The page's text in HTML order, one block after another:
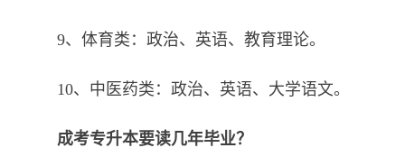
9、体育类：政治、英语、教育理论。
10、中医药类：政治、英语、大学语文。
成考专升本要读几年毕业？